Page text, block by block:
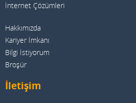
İnternet Çözümleri
Hakkımızda
Kariyer İmkanı
Bilgi İstiyorum
Broşür
İletişim